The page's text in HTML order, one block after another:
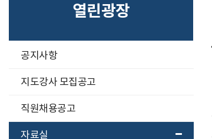
열린광장
공지사항
지도강사 모집공고
직원채용공고
자료실